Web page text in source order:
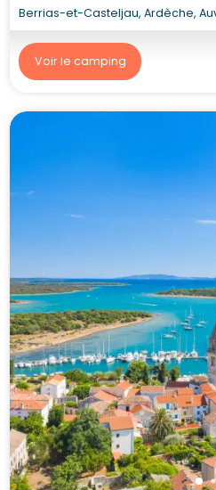
Berrias-et-Casteljau, Ardèche,
Voir le camping